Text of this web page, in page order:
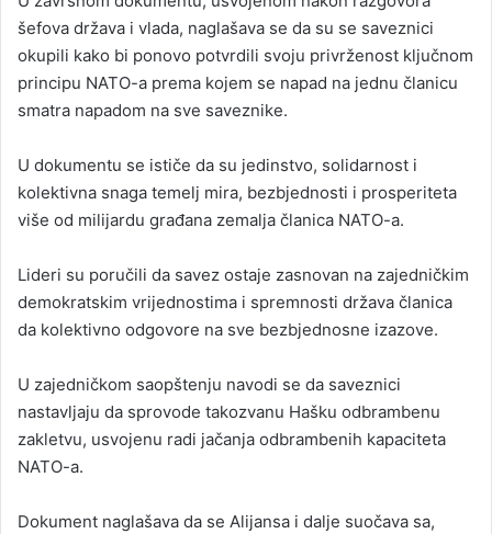
šefova država i vlada, naglašava se da su se saveznici
okupili kako bi ponovo potvrdili svoju privrženost ključnom
principu NATO-a prema kojem se napad na jednu članicu
smatra napadom na sve saveznike.
U dokumentu se ističe da su jedinstvo, solidarnost i
kolektivna snaga temelj mira, bezbjednosti i prosperiteta
više od milijardu građana zemalja članica NATO-a.
Lideri su poručili da savez ostaje zasnovan na zajedničkim
demokratskim vrijednostima i spremnosti država članica
da kolektivno odgovore na sve bezbjednosne izazove.
U zajedničkom saopštenju navodi se da saveznici
nastavljaju da sprovode takozvanu Hašku odbrambenu
zakletvu, usvojenu radi jačanja odbrambenih kapaciteta
NATO-a.
Dokument naglašava da se Alijansa i dalje suočava sa,